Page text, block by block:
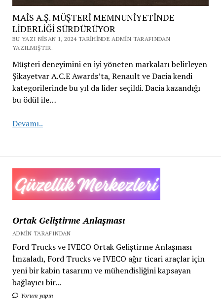
Ortak Geliştirme Anlaşması
ADMIN TARAFINDAN
Ford Trucks ve IVECO Ortak Geliştirme Anlaşması
İmzaladı, Ford Trucks ve IVECO ağır ticari araçlar için
yeni bir kabin tasarımı ve mühendisliğini kapsayan
bağlayıcı bir...
Yorum yapın
MAİS A.Ş. MÜŞTERİ MEMNUNİYETİNDE
LİDERLİĞİ SÜRDÜRÜYOR
BU YAZI NISAN 1, 2024 TARIHINDE ADMIN TARAFINDAN
YAZILMIŞTIR.
Müşteri deneyimini en iyi yöneten markaları belirleyen
Şikayetvar A.C.E Awards’ta, Renault ve Dacia kendi
kategorilerinde bu yıl da lider seçildi. Dacia kazandığı
bu ödül ile…
Devamı..MAİS
MEMNUNİYETİNDE
LİDERLİĞİ
SÜRDÜRÜYOR